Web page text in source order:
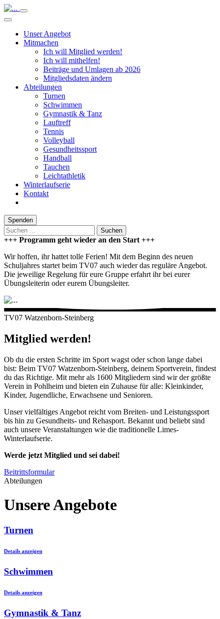
Unser Angebot
Mitmachen
Ich will Mitglied werden!
Ich will mithelfen!
Beiträge und Umlagen ab 2026
Mitgliedsdaten ändern
Abteilungen
Turnen
Schwimmen
Gymnastik & Tanz
Lauftreff
Tennis
Volleyball
Gesundheitssport
Handball
Tauchen
Leichtathletik
Winterlaufserie
Kontakt
Spenden
Suchen
+++ Programm geht wieder an den Start +++
Wir hoffen, ihr hattet tolle Ferien! Mit dem Beginn des neuen
Schuljahres startet beim TV07 auch wieder das reguläre Angebot.
Die jeweilige Regelung für eure Gruppe erfahrt ihr bei eurer
Übungsleiterin oder eurem Übungsleiter.
TV07 Watzenborn-Steinberg
Mitglied werden!
Ob du die ersten Schritte im Sport wagst oder schon lange dabei
bist: Beim TV07 Watzenborn-Steinberg, deinem Sportverein, findest
du das Richtige. Mit mehr als 1600 Mitgliedern sind wir der größte
Verein in Pohlheim und bieten ein Zuhause für alle: Kleinkinder,
Kinder, Jugendliche, Erwachsene und Senioren.
Unser vielfältiges Angebot reicht vom Breiten- und Leistungssport
bis hin zu Gesundheits- und Rehasport. Bekannt und beliebt sind
auch unsere Veranstaltungen wie die traditionelle Limes-
Winterlaufserie.
Werde jetzt Mitglied und sei dabei!
Beitrittsformular
Abteilungen
Unsere Angebote
Turnen
Details anzeigen
Schwimmen
Details anzeigen
Gymnastik & Tanz